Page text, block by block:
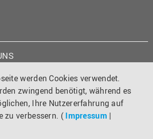
werden Cookies verwendet.
zwingend benötigt, während es
Ihre Nutzererfahrung auf
zu verbessern. ( Impressum |
YouTube
Facebook